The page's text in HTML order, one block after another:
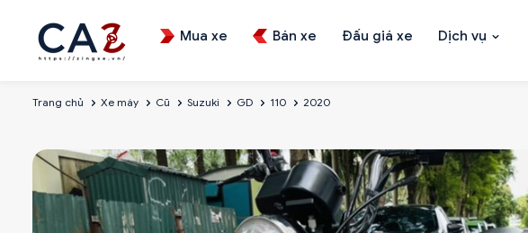
Mua xe Bán xe Đấu giá xe Dịch vụ
Trang chủ Xe máy Cũ Suzuki GD 110 2020